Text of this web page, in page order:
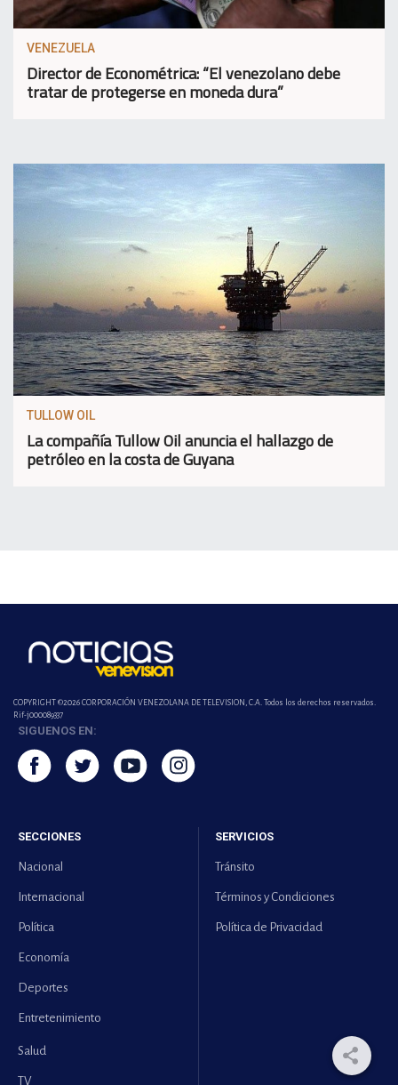
VENEZUELA
Director de Econométrica: “El venezolano debe
tratar de protegerse en moneda dura”
TULLOW OIL
La compañía Tullow Oil anuncia el hallazgo de
petróleo en la costa de Guyana
COPYRIGHT ©2026 CORPORACIÓN VENEZOLANA DE TELEVISION, C.A. Todos los derechos reservados.
Rif-j000089337
SIGUENOS EN:
SECCIONES
Nacional
Internacional
Política
Economía
Deportes
Entretenimiento
Salud
TV
SERVICIOS
Tránsito
Términos y Condiciones
Política de Privacidad